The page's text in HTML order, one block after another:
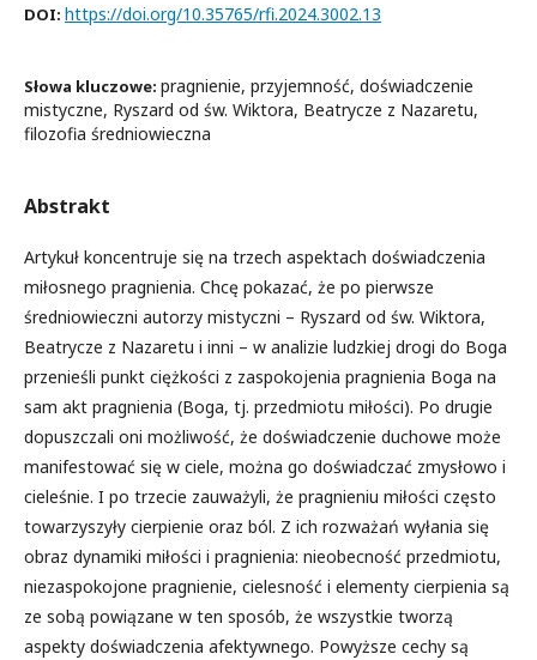
DOI: https://doi.org/10.35765/rfi.2024.3002.13
Słowa kluczowe: pragnienie, przyjemność, doświadczenie
mistyczne, Ryszard od św. Wiktora, Beatrycze z Nazaretu,
filozofia średniowieczna
Abstrakt
Artykuł koncentruje się na trzech aspektach doświadczenia
miłosnego pragnienia. Chcę pokazać, że po pierwsze
średniowieczni autorzy mistyczni – Ryszard od św. Wiktora,
Beatrycze z Nazaretu i inni – w analizie ludzkiej drogi do Boga
przenieśli punkt ciężkości z zaspokojenia pragnienia Boga na
sam akt pragnienia (Boga, tj. przedmiotu miłości). Po drugie
dopuszczali oni możliwość, że doświadczenie duchowe może
manifestować się w ciele, można go doświadczać zmysłowo i
cieleśnie. I po trzecie zauważyli, że pragnieniu miłości często
towarzyszyły cierpienie oraz ból. Z ich rozważań wyłania się
obraz dynamiki miłości i pragnienia: nieobecność przedmiotu,
niezaspokojone pragnienie, cielesność i elementy cierpienia są
ze sobą powiązane w ten sposób, że wszystkie tworzą
aspekty doświadczenia afektywnego. Powyższe cechy są